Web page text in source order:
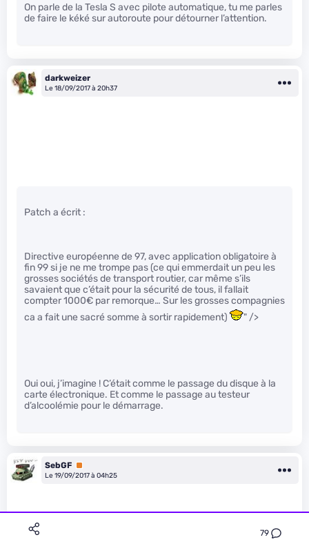
79
On parle de la Tesla S avec pilote automatique, tu me parles
de faire le kéké sur autoroute pour détourner l’attention.
darkweizer
Le 18/09/2017 à 20h37
Patch a écrit :
Directive européenne de 97, avec application obligatoire à
fin 99 si je ne me trompe pas (ce qui emmerdait un peu les
grosses sociétés de transport routier, car même s’ils
savaient que c’était pour la sécurité de tous, il fallait
compter 1000€ par remorque… Sur les grosses compagnies
ca a fait une sacré somme à sortir rapidement)
" />
Oui oui, j’imagine ! C’était comme le passage du disque à la
carte électronique. Et comme le passage au testeur
d’alcoolémie pour le démarrage.
SebGF Premium
Le 19/09/2017 à 04h25